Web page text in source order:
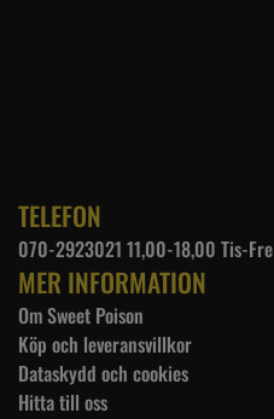
TELEFON
070-2923021 11,00-18,00 Tis-Fre
MER INFORMATION
Om Sweet Poison
Köp och leveransvillkor
Dataskydd och cookies
Hitta till oss